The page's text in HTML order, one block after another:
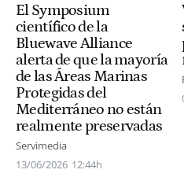
El Symposium
científico de la
Bluewave Alliance
alerta de que la mayoría
de las Áreas Marinas
Protegidas del
Mediterráneo no están
realmente preservadas
Servimedia
13/06/2026 12:44h